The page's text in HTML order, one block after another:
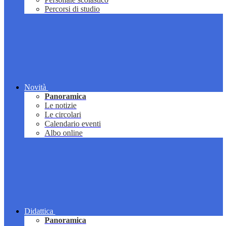
Percorsi di studio
Novità
Panoramica
Le notizie
Le circolari
Calendario eventi
Albo online
Didattica
Panoramica